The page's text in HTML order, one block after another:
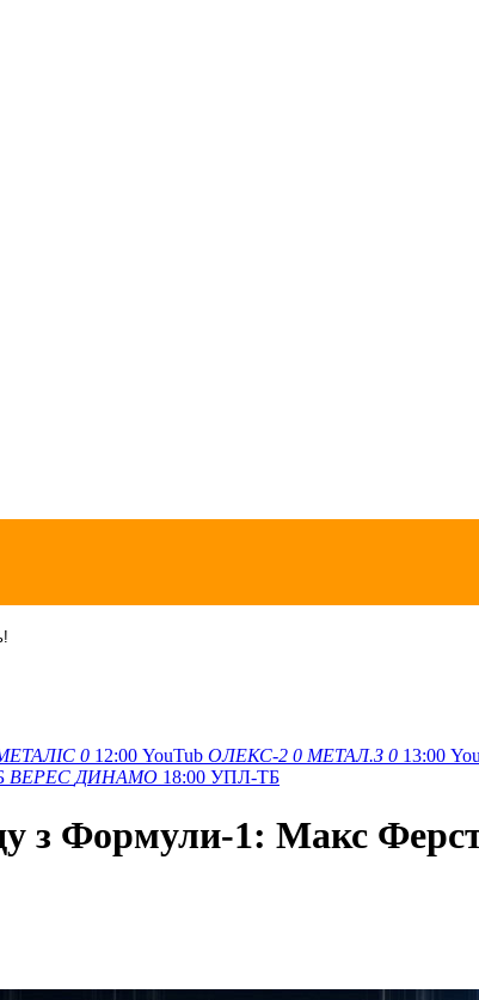
0 12:00 YouTub ОЛЕКС-2 0 МЕТАЛ.З 0 13:00
ВЕРЕС ДИНАМО 18:00 УПЛ-ТБ
з Формули-1: Макс